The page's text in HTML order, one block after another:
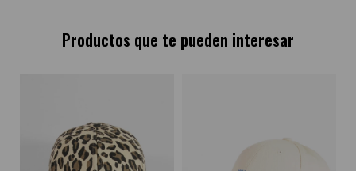
Productos que te pueden interesar